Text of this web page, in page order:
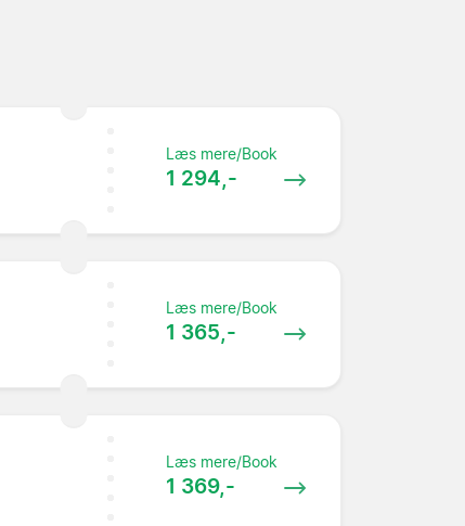
Læs mere/Book
1 294,-
Læs mere/Book
1 365,-
Læs mere/Book
1 369,-